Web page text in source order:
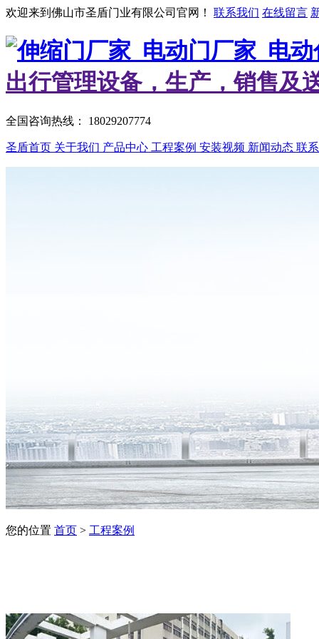
欢迎来到佛山市圣盾门业有限公司官网！ 联系我们 在线留言
出行管理设备，生产，销售及
全国咨询热线： 18029207774
圣盾首页 关于我们 产品中心 工程案例 安装视频 新闻动态 联
您的位置 首页 > 工程案例